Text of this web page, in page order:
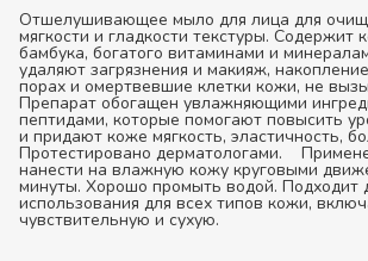
Отшелушивающее мыло для лица для
мягкости и гладкости текстуры. Содержит
бамбука, богатого витаминами и
удаляют загрязнения и макияж,
порах и омертвевшие клетки кожи, не
Препарат обогащен увлажняющими
пептидами, которые помогают повысить
и придают коже мягкость, эластичность,
Протестировано дерматологами.
нанести на влажную кожу круговыми
минуты. Хорошо промыть водой. Подходит
использования для всех типов кожи,
чувствительную и сухую.